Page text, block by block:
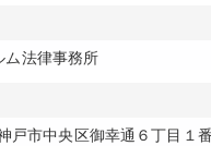
ム法律事務所
戸市中央区御幸通６丁目１